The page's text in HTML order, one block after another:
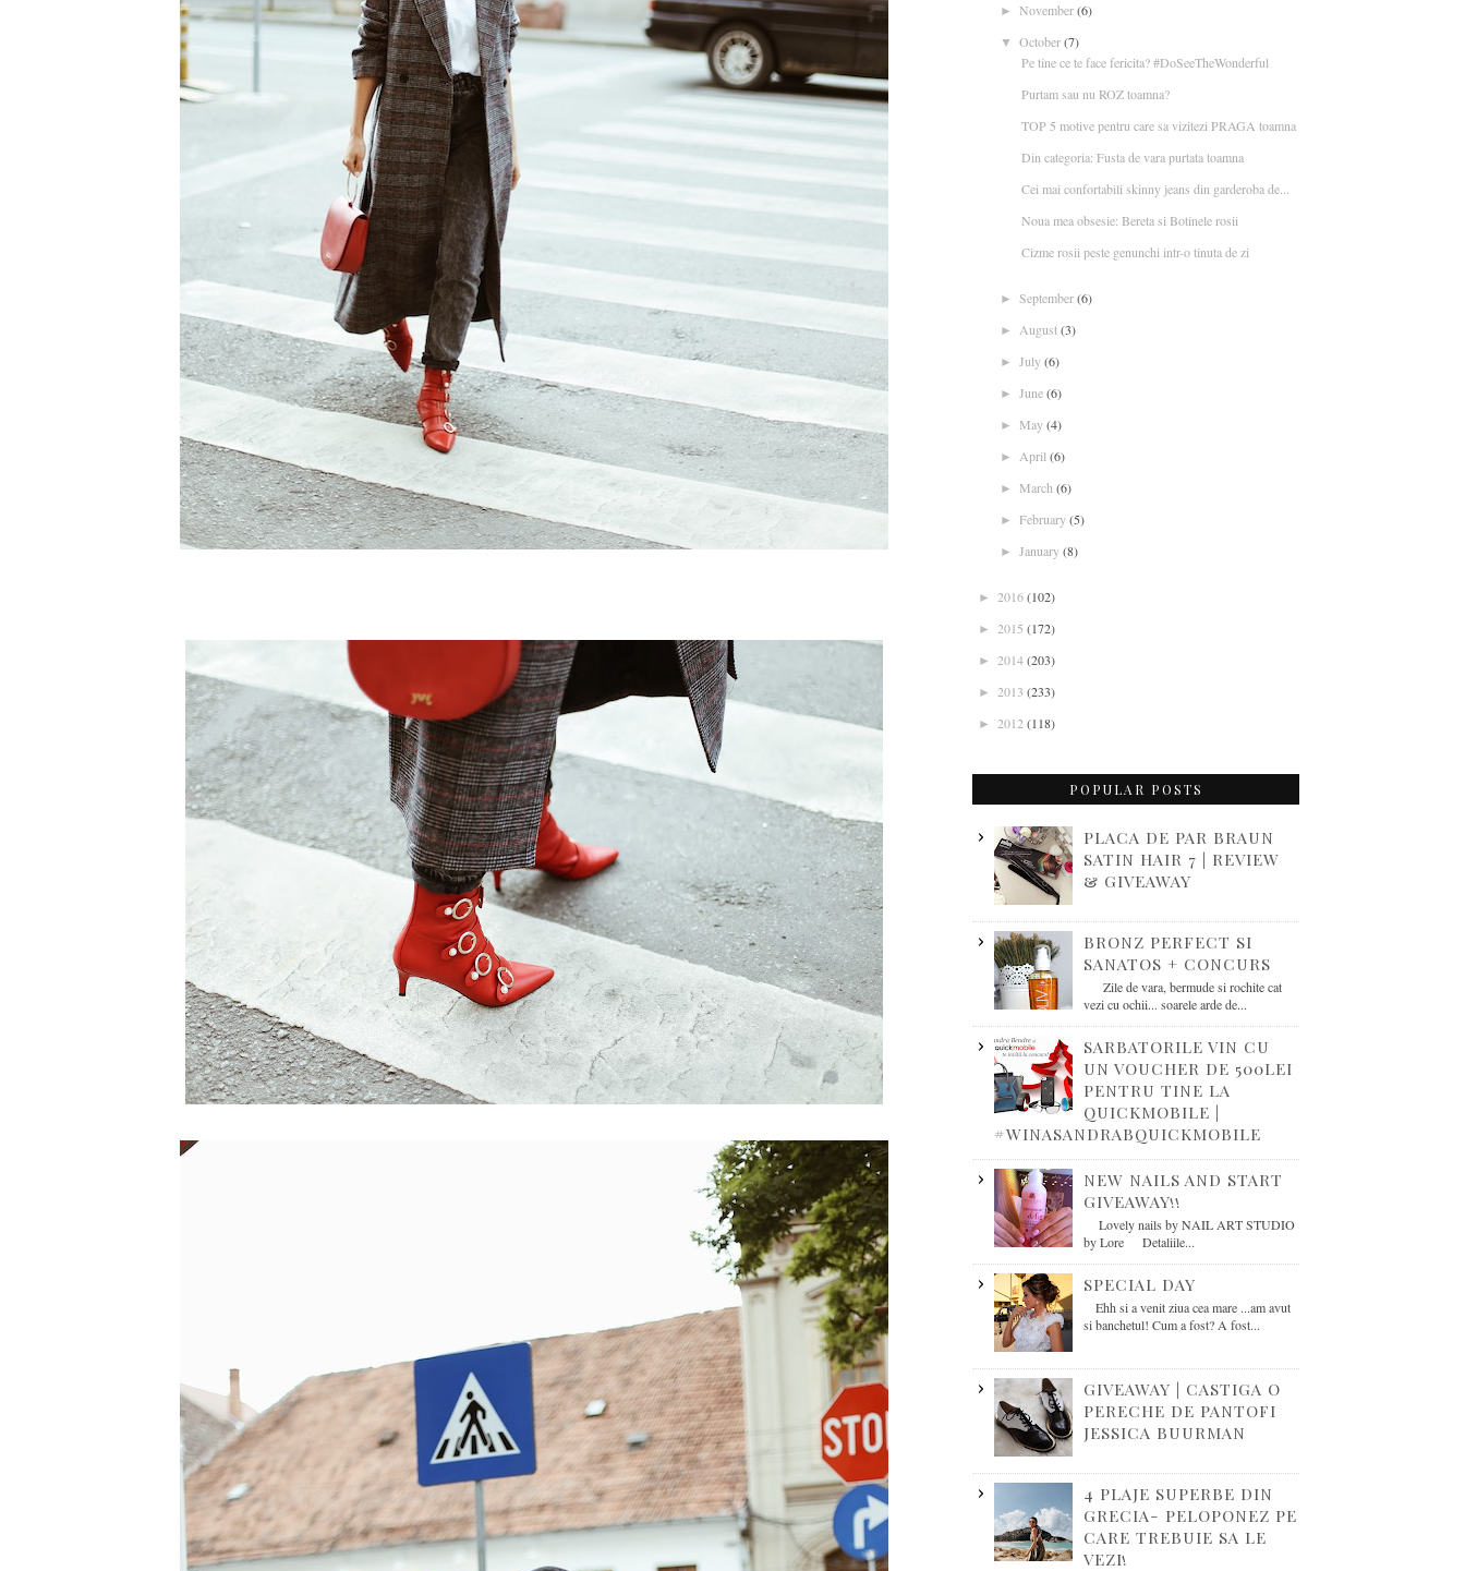
► November(6)
▼ October(7)
Pe tine ce te face fericita? #DoSeeTheWonderful
Purtam sau nu ROZ toamna?
TOP 5 motive pentru care sa vizitezi PRAGA toamna
Din categoria: Fusta de vara purtata toamna
Cei mai confortabili skinny jeans din garderoba de...
Noua mea obsesie: Bereta si Botinele rosii
Cizme rosii peste genunchi intr-o tinuta de zi
► September(6)
► August(3)
► July(6)
► June(6)
► May(4)
► April (6)
► March (6)
► February(5)
► January(8)
► 2016(102)
► 2015 (172)
► 2014(203)
► 2013 (233)
► 2012 (118)
POPULAR POSTS
PLACA DE PAR BRAUN
SATIN HAIR 7 | REVIEW
& GIVEAWAY
BRONZ PERFECT SI
SANATOS + CONCURS
Zile de vara, bermude si rochite cat
vezi cu ochii... soarele arde de...
SARBATORILE VIN CU
UN VOUCHER DE 500LEI
PENTRU TINE LA
QUICKMOBILE |
#WINASANDRABQUICKMOBILE
NEW NAILS AND START
GIVEAWAY!!
Lovely nails by NAIL ART STUDIO
by Lore Detaliile...
SPECIAL DAY
Ehh si a venit ziua cea mare ...am avut
si banchetul! Cum a fost? A fost...
GIVEAWAY | CASTIGA O
PERECHE DE PANTOFI
JESSICA BUURMAN
4 PLAJE SUPERBE DIN
GRECIA- PELOPONEZ PE
CARE TREBUIE SA LE
VEZI!